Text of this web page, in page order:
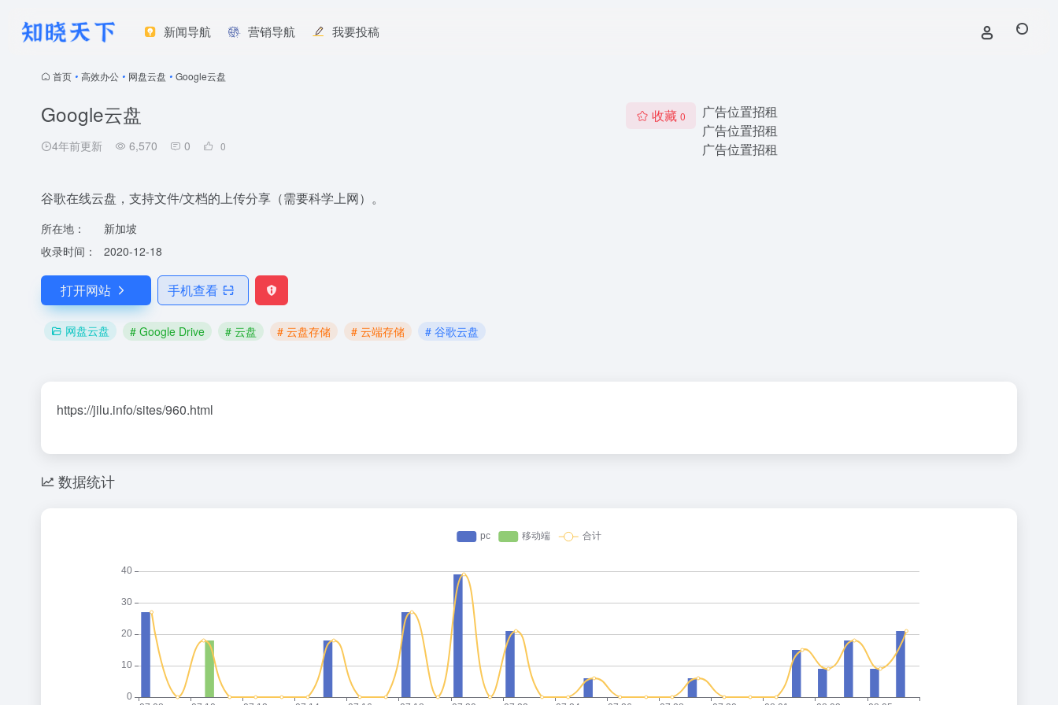
新闻导航 营销导航 我要投稿
首页 • 高效办公 • 网盘云盘 • Google云盘
Google云盘
4年前更新 6,570 0 0
收藏 0
谷歌在线云盘，支持文件/文档的上传分享（需要科学上网）。
所在地：
新加坡
收录时间：
2020-12-18
打开网站 手机查看
网盘云盘 # Google Drive # 云盘 # 云盘存储 # 云端存储 # 谷歌云盘
广告位置招租
广告位置招租
广告位置招租
https://jilu.info/sites/960.html
数据统计